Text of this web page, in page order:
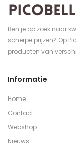
Ben je op zoek naar
scherpe prijzen? Op
producten van
Informatie
Home
Contact
Webshop
Nieuws